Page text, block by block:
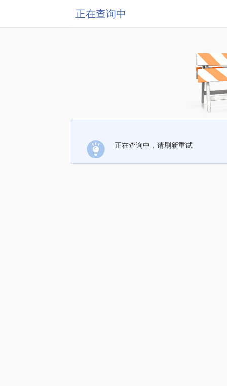
正在查询中
正在查询中，请刷新重试